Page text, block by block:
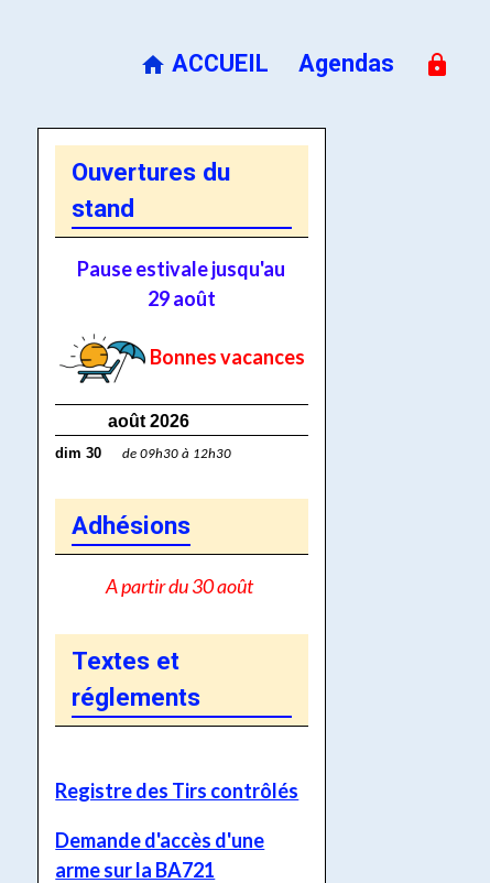
ACCUEIL Agendas
Ouvertures du
stand
Pause estivale jusqu'au
29 août
Bonnes vacances
août 2026
dim 30 de 09h30 à 12h30
Adhésions
A partir du 30 août
Textes et
réglements
Registre des Tirs contrôlés
Demande d'accès d'une
arme sur la BA721